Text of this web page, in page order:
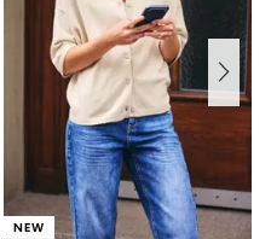
NEW